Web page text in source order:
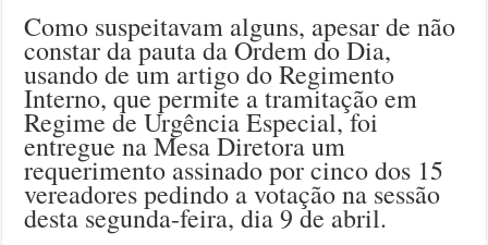
Como suspeitavam alguns, apesar de não
constar da pauta da Ordem do Dia,
usando de um artigo do Regimento
Interno, que permite a tramitação em
Regime de Urgência Especial, foi
entregue na Mesa Diretora um
requerimento assinado por cinco dos 15
vereadores pedindo a votação na sessão
desta segunda-feira, dia 9 de abril.